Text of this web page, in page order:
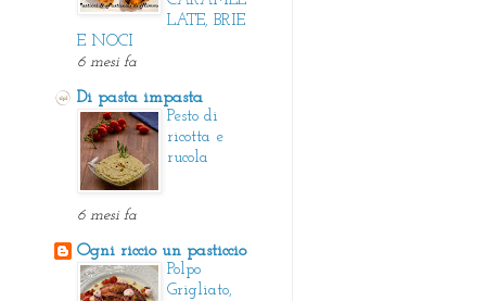
LATE, BRIE
E NOCI
6 mesi fa
Di pasta impasta
Pesto di
ricotta e
rucola
6 mesi fa
Ogni riccio un pasticcio
Polpo
Grigliato,